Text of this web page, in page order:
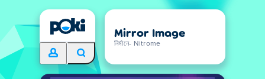
Mirror Image
নির্মানে- Nitrome